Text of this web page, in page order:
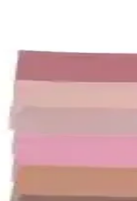
Milk Selvedge:
kadın bedenine
Kaydırmaz
karşılık gelen parçalar
Şal Turkuaz Renk